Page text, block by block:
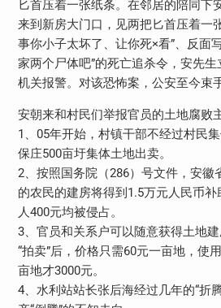
匕首压着一张纸条。在邻居的陪同下
来到新房大门口，见两把匕首压着一
事你小子太坏了、让你死×看”、反面
家两个尸体吧”的死亡追杀令，安先
机关报警。对该恐怖案，公安至今束
安朝来和村民们举报官员的土地腐败
1、05年开始，村镇干部不经过村民
保庄500亩圩集体土地出卖。
2、按照国务院（286）号文件，安徽
的农民的建房将得到1.5万元人民币
人400元均被侵占。
3、官员和关系户可以随意获得土地
“拍卖”后，价格只需60元一亩地，使
亩地才3000元。
4、水利站站长张后海经过几年的“折